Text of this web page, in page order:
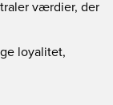
værdier, der
loyalitet,